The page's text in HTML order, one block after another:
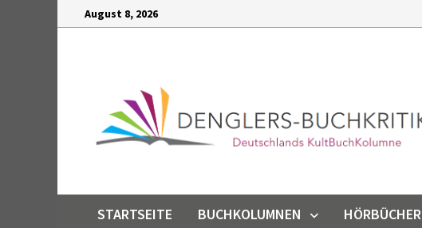
August 8, 2026
STARTSEITE BUCHKOLUMNEN HÖRBÜCHER